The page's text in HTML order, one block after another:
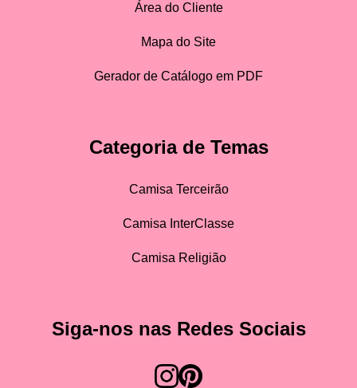
Área do Cliente
Mapa do Site
Gerador de Catálogo em PDF
Categoria de Temas
Camisa Terceirão
Camisa InterClasse
Camisa Religião
Siga-nos nas Redes Sociais